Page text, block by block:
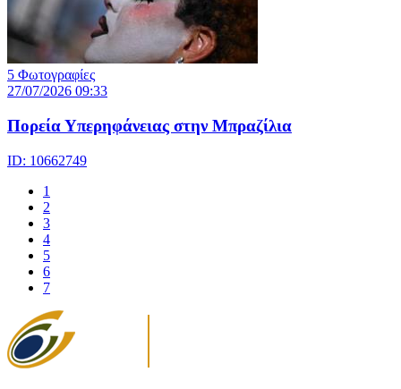
5 Φωτογραφίες
27/07/2026 09:33
Πορεία Υπερηφάνειας στην Μπραζίλια
ID: 10662749
1
2
3
4
5
6
7